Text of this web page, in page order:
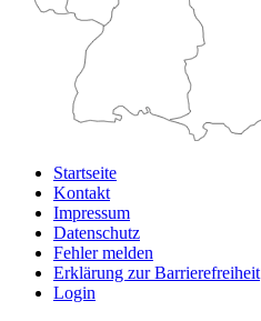
Startseite
Kontakt
Impressum
Datenschutz
Fehler melden
Erklärung zur Barrierefreiheit
Login